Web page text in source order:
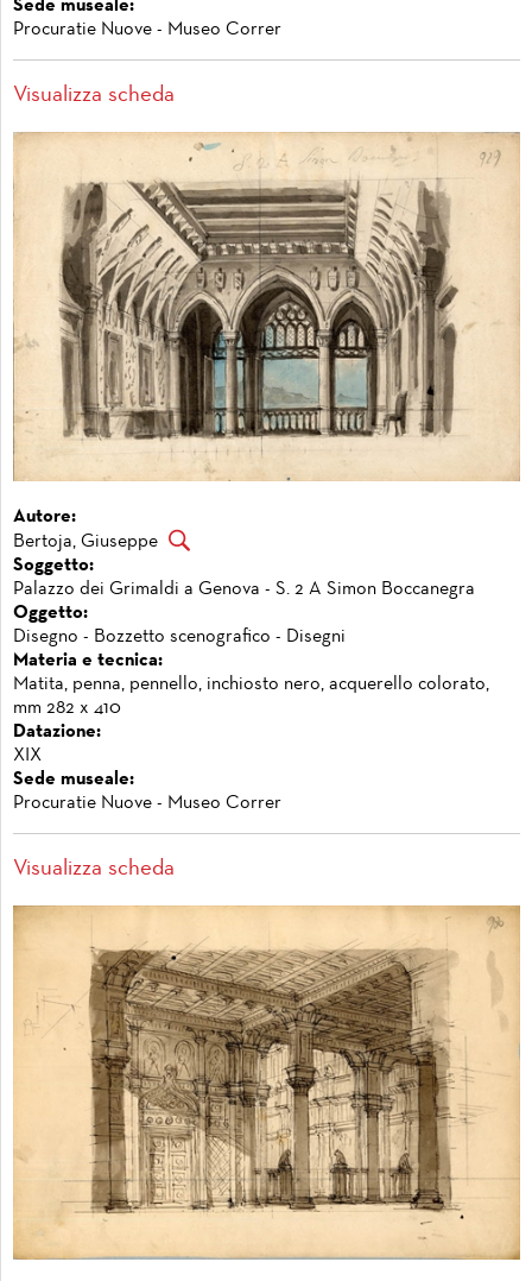
Sede museale:
Procuratie Nuove - Museo Correr
Visualizza scheda
Autore:
Bertoja, Giuseppe
Soggetto:
Palazzo dei Grimaldi a Genova - S. 2 A Simon Boccanegra
Oggetto:
Disegno - Bozzetto scenografico - Disegni
Materia e tecnica:
Matita, penna, pennello, inchiosto nero, acquerello colorato,
mm 282 x 410
Datazione:
XIX
Sede museale:
Procuratie Nuove - Museo Correr
Visualizza scheda